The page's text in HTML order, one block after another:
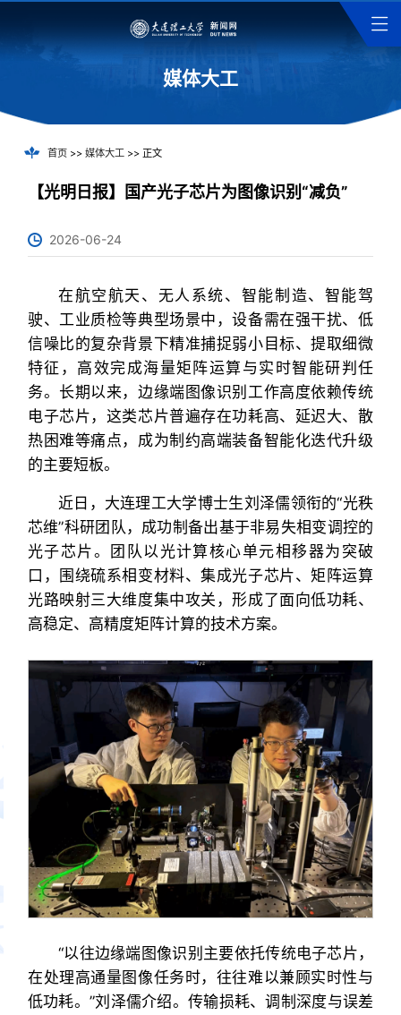
媒体大工
首页>> 媒体大工>> 正文
【光明日报】国产光子芯片为图像识别“减负”
2026-06-24
在航空航天、无人系统、智能制造、智能驾
驶、工业质检等典型场景中，设备需在强干扰、低
信噪比的复杂背景下精准捕捉弱小目标、提取细微
特征，高效完成海量矩阵运算与实时智能研判任
务。长期以来，边缘端图像识别工作高度依赖传统
电子芯片，这类芯片普遍存在功耗高、延迟大、散
热困难等痛点，成为制约高端装备智能化迭代升级
的主要短板。
近日，大连理工大学博士生刘泽儒领衔的“光秩
芯维”科研团队，成功制备出基于非易失相变调控的
光子芯片。团队以光计算核心单元相移器为突破
口，围绕硫系相变材料、集成光子芯片、矩阵运算
光路映射三大维度集中攻关，形成了面向低功耗、
高稳定、高精度矩阵计算的技术方案。
“以往边缘端图像识别主要依托传统电子芯片，
在处理高通量图像任务时，往往难以兼顾实时性与
低功耗。”刘泽儒介绍。传输损耗、调制深度与误差